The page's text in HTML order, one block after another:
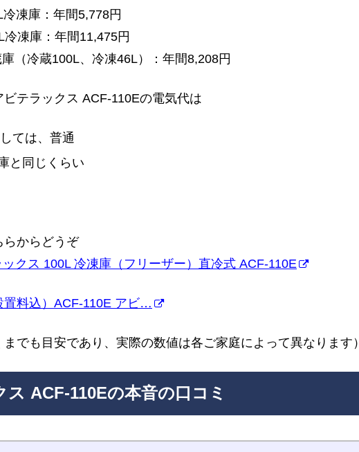
凍庫：年間5,778円
凍庫：年間11,475円
（冷蔵100L、冷凍46L）：年間8,208円
テラックス ACF-110Eの電気代は
ては、普通
と同じくらい
らからどうぞ
クス 100L 冷凍庫（フリーザー）直冷式 ACF-110E
置料込）ACF-110E アビ…
までも目安であり、実際の数値は各ご家庭によって異なります）
ス ACF-110Eの本音の口コミ